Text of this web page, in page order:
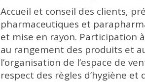
Accueil et conseil des clients,
pharmaceutiques et
et mise en rayon. Participation
au rangement des produits et
l’organisation de l’espace de
respect des règles d’hygiène et